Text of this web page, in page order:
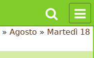
» Agosto » Martedì 18